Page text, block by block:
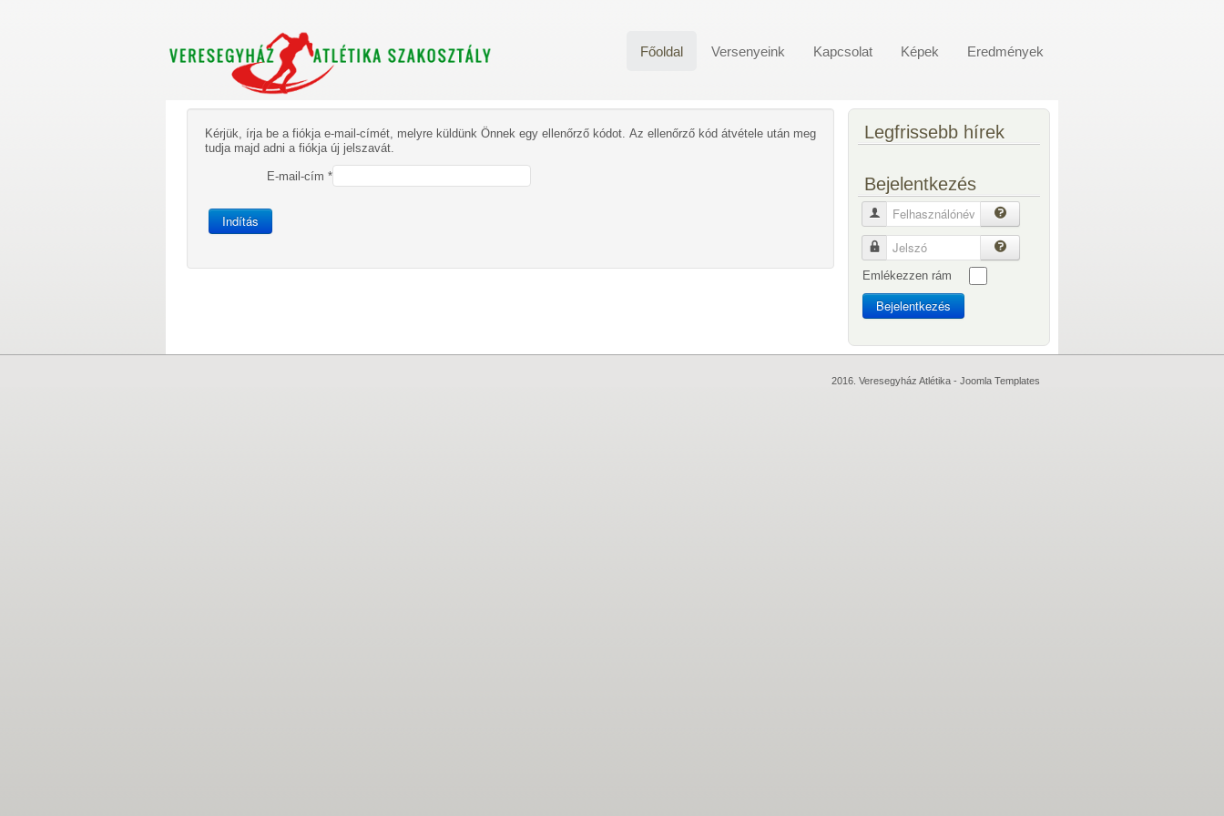
Főoldal Versenyeink Kapcsolat Képek Eredmények
Legfrissebb hírek
Bejelentkezés
Felhasználónév
Jelszó
Emlékezzen rám
Bejelentkezés
Kérjük, írja be a fiókja e-mail-címét, melyre küldünk Önnek egy ellenőrző kódot. Az ellenőrző kód átvétele után meg
tudja majd adni a fiókja új jelszavát.
E-mail-cím *
Indítás
2016. Veresegyház Atlétika - Joomla Templates